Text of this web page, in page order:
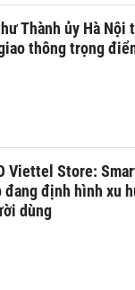
Thành ủy Hà
thông trọng
Viettel Store:
đang định hình xu
dùng